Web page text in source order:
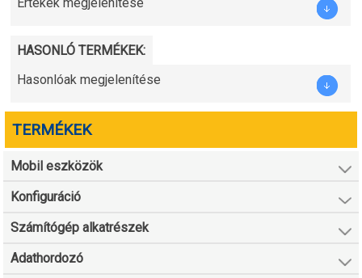
HASONLÓ TERMÉKEK:
Hasonlóak megjelenítése
TERMÉKEK
Mobil eszközök
Konfiguráció
Számítógép alkatrészek
Adathordozó